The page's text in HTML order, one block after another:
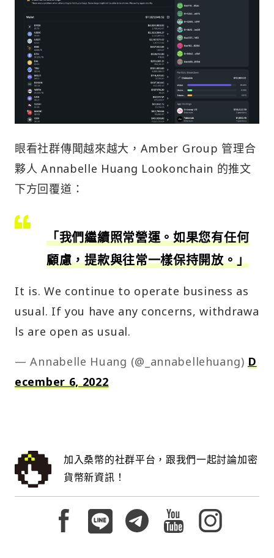
眼看社群傳聞越來越大，Amber Group 管理合
夥人 Annabelle Huang Lookonchain 的推文
下方回覆道：
「我們繼續照常營運。如果您有任何
顧慮，提款與往常一樣保持開放。」
It is. We continue to operate business as
usual. If you have any concerns, withdrawa
ls are open as usual.
— Annabelle Huang (@_annabellehuang) D
ecember 6, 2022
加入桑幣的社群平台，跟我們一起討論加密
貨幣新資訊！